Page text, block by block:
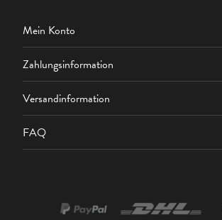
Mein Konto
Zahlungsinformation
Versandinformation
FAQ